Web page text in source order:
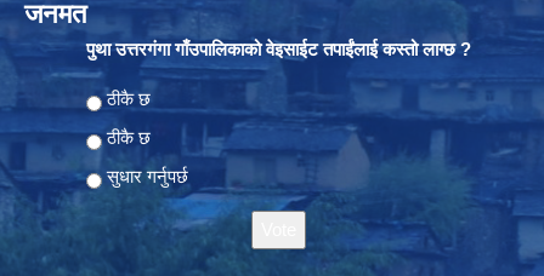
जनमत
पुथा उत्तरगंगा गाँउपालिकाको वेइसाईट तपाईंलाई कस्तो लाग्छ ?
Choices
ठीकै छ
ठीकै छ
सुधार गर्नुपर्छ